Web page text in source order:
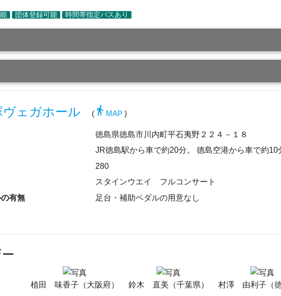
ヴェガホール ( directions_walk MAP )
徳島県徳島市川内町平石夷野２２４－１８
JR徳島駅から車で約20分。 徳島空港から車で約10
280
スタインウエイ フルコンサート
有無
足台・補助ペダルの用意なし
植田 味香子（大阪府） 鈴木 直美（千葉県） 村澤 由利子（徳